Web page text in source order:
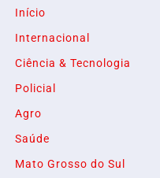
Início
Internacional
Ciência & Tecnologia
Policial
Agro
Saúde
Mato Grosso do Sul